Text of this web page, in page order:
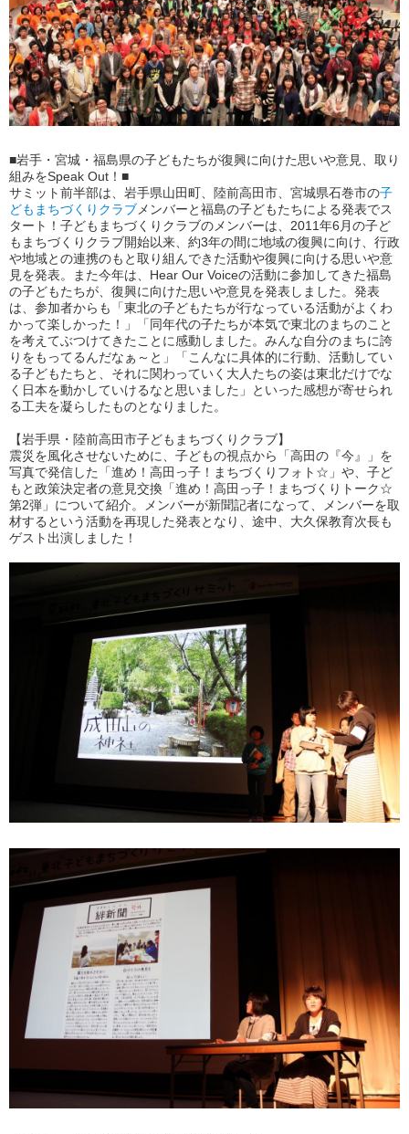
■岩手・宮城・福島県の子どもたちが復興に向けた思いや意見、取り
組みをSpeak Out！■
サミット前半部は、岩手県山田町、陸前高田市、宮城県石巻市の子
どもまちづくりクラブメンバーと福島の子どもたちによる発表でス
タート！子どもまちづくりクラブのメンバーは、2011年6月の子ど
もまちづくりクラブ開始以来、約3年の間に地域の復興に向け、行政
や地域との連携のもと取り組んできた活動や復興に向ける思いや意
見を発表。また今年は、Hear Our Voiceの活動に参加してきた福島
の子どもたちが、復興に向けた思いや意見を発表しました。発表
は、参加者からも「東北の子どもたちが行なっている活動がよくわ
かって楽しかった！」「同年代の子たちが本気で東北のまちのこと
を考えてぶつけてきたことに感動しました。みんな自分のまちに誇
りをもってるんだなぁ～と」「こんなに具体的に行動、活動してい
る子どもたちと、それに関わっていく大人たちの姿は東北だけでな
く日本を動かしていけるなと思いました」といった感想が寄せられ
る工夫を凝らしたものとなりました。
【岩手県・陸前高田市子どもまちづくりクラブ】
震災を風化させないために、子どもの視点から「高田の『今』」を
写真で発信した「進め！高田っ子！まちづくりフォト☆」や、子ど
もと政策決定者の意見交換「進め！高田っ子！まちづくりトーク☆
第2弾」について紹介。メンバーが新聞記者になって、メンバーを取
材するという活動を再現した発表となり、途中、大久保教育次長も
ゲスト出演しました！